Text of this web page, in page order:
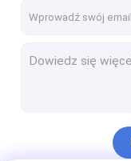
Folia ochronna
Folia ochronna